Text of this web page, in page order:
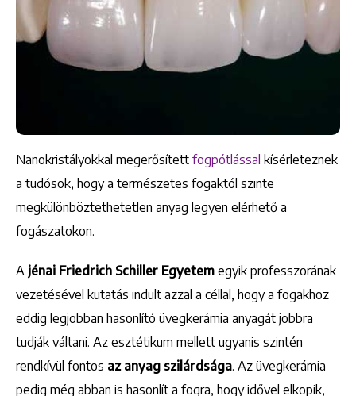
Nanokristályokkal megerősített fogpótlással kísérleteznek
a tudósok, hogy a természetes fogaktól szinte
megkülönböztethetetlen anyag legyen elérhető a
fogászatokon.
A jénai Friedrich Schiller Egyetem egyik professzorának
vezetésével kutatás indult azzal a céllal, hogy a fogakhoz
eddig legjobban hasonlító üvegkerámia anyagát jobbra
tudják váltani. Az esztétikum mellett ugyanis szintén
rendkívül fontos az anyag szilárdsága. Az üvegkerámia
pedig még abban is hasonlít a fogra, hogy idővel elkopik,